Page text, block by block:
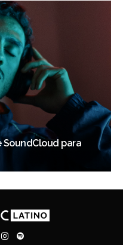
SoundCloud para